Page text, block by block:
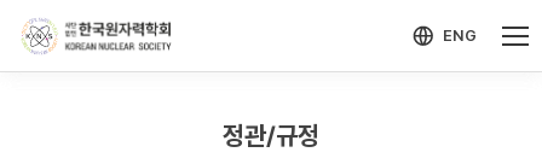
ENG
정관/규정